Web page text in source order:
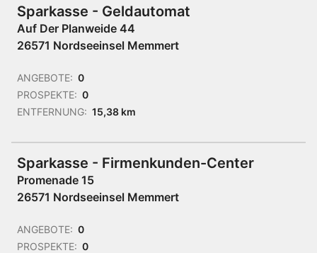
Sparkasse - Geldautomat
Auf Der Planweide 44
26571 Nordseeinsel Memmert
ANGEBOTE: 0
PROSPEKTE: 0
ENTFERNUNG: 15,38 km
Sparkasse - Firmenkunden-Center
Promenade 15
26571 Nordseeinsel Memmert
ANGEBOTE: 0
PROSPEKTE: 0